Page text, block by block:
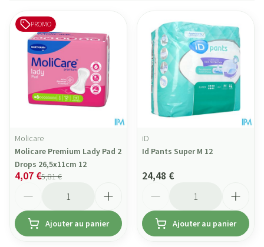
PROMO
Molicare
Molicare Premium Lady Pad 2
Drops 26,5x11cm 12
5,81 €
4,07 €
Ajouter au panier
iD
Id Pants Super M 12
24,48 €
Ajouter au panier